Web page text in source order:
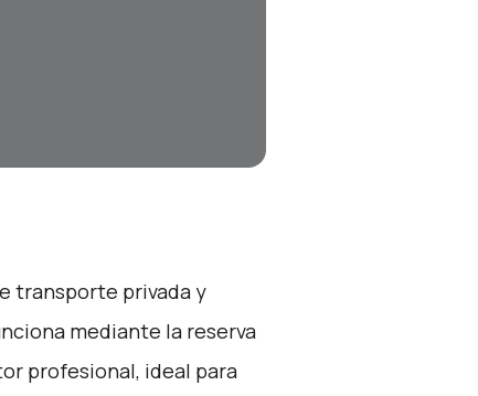
transporte privada y
mediante la reserva
profesional, ideal para